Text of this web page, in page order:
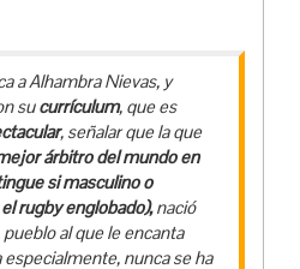
a Alhambra Nievas, y
sucurrículum, que es
, señalar que la que
árbitro del mundo en
si masculino o
rugby englobado),nació
al que le encanta
nunca se ha